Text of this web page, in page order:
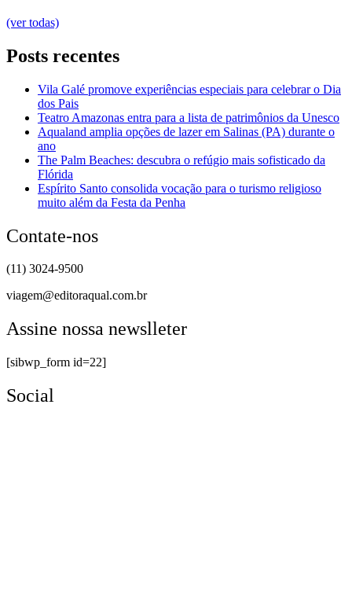
(ver todas)
Posts recentes
Vila Galé promove experiências especiais para celebrar o Dia
dos Pais
Teatro Amazonas entra para a lista de patrimônios da Unesco
Aqualand amplia opções de lazer em Salinas (PA) durante o
ano
The Palm Beaches: descubra o refúgio mais sofisticado da
Flórida
Espírito Santo consolida vocação para o turismo religioso
muito além da Festa da Penha
Contate-nos
(11) 3024-9500
viagem@editoraqual.com.br
Assine nossa newslleter
[sibwp_form id=22]
Social